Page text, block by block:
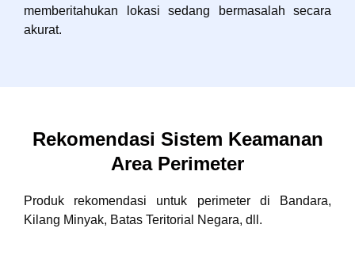
memberitahukan lokasi sedang bermasalah secara
akurat.
Rekomendasi Sistem Keamanan
Area Perimeter
Produk rekomendasi untuk perimeter di Bandara,
Kilang Minyak, Batas Teritorial Negara, dll.